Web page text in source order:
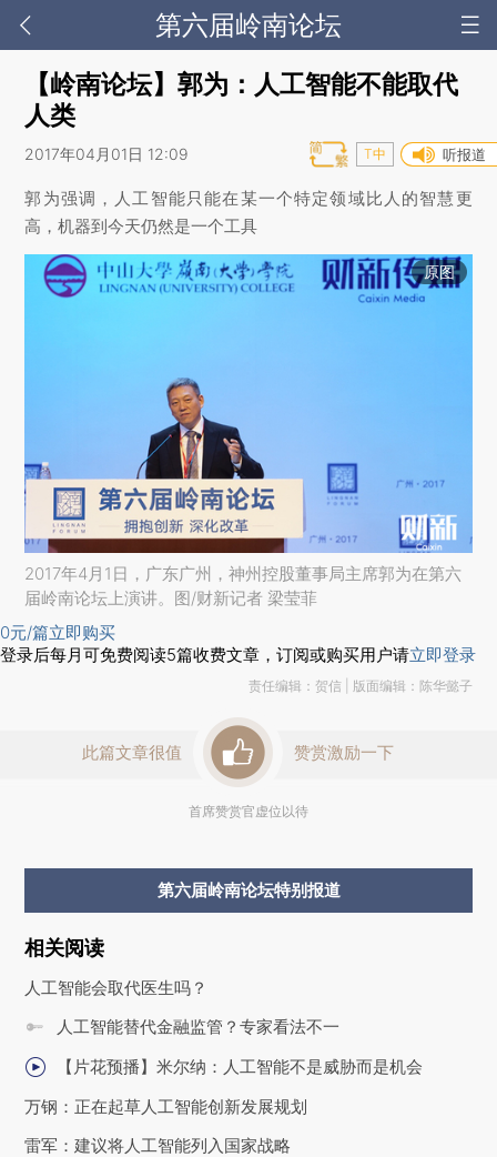
第六届岭南论坛
【岭南论坛】郭为：人工智能不能取代
人类
2017年04月01日 12:09 听报道
T中
郭为强调，人工智能只能在某一个特定领域比人的智慧更
高，机器到今天仍然是一个工具
原图
2017年4月1日，广东广州，神州控股董事局主席郭为在第六
届岭南论坛上演讲。图/财新记者 梁莹菲
0元/篇立即购买
登录后每月可免费阅读5篇收费文章，订阅或购买用户请立即登录
责任编辑：贺信 | 版面编辑：陈华懿子
此篇文章很值 赞赏激励一下
首席赞赏官虚位以待
第六届岭南论坛特别报道
相关阅读
人工智能会取代医生吗？
人工智能替代金融监管？专家看法不一
【片花预播】米尔纳：人工智能不是威胁而是机会
万钢：正在起草人工智能创新发展规划
雷军：建议将人工智能列入国家战略